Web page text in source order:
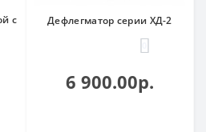
с
Дефлегматор серии ХД-2
6 900.00р.